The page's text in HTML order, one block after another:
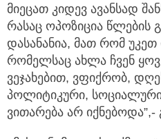
მიეცათ კიდევ ავანსად
რასაც ოპოზიცია წლების
დასანანია, მათ რომ
რომელსაც ახლა ჩვენ
ვეჯახებით, ვფიქრობ,
პოლიტიკური,
ვითარება არ იქნებოდა”,-